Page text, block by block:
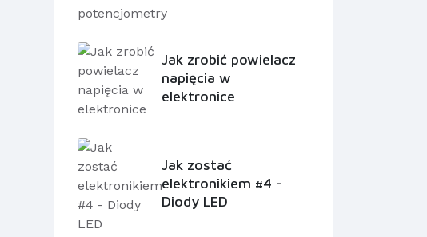
Jak zrobić powielacz
napięcia w
elektronice
Jak zostać
elektronikiem #4 -
Diody LED